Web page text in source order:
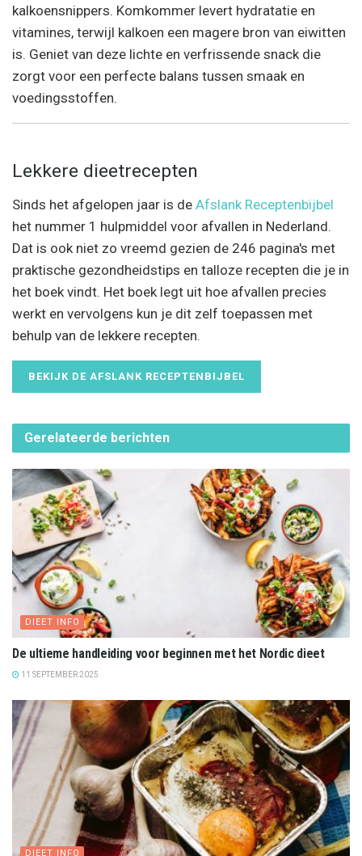
kalkoensnippers. Komkommer levert hydratatie en
vitamines, terwijl kalkoen een magere bron van eiwitten
is. Geniet van deze lichte en verfrissende snack die
zorgt voor een perfecte balans tussen smaak en
voedingsstoffen.
Lekkere dieetrecepten
Sinds het afgelopen jaar is de Afslank Receptenbijbel
het nummer 1 hulpmiddel voor afvallen in Nederland.
Dat is ook niet zo vreemd gezien de 246 pagina's met
praktische gezondheidstips en talloze recepten die je in
het boek vindt. Het boek legt uit hoe afvallen precies
werkt en vervolgens kun je dit zelf toepassen met
behulp van de lekkere recepten.
BEKIJK DE AFSLANK RECEPTENBIJBEL
Gerelateerde berichten
DIEET INFO
De ultieme handleiding voor beginnen met het Nordic dieet
11 SEPTEMBER 2025
DIEET INFO